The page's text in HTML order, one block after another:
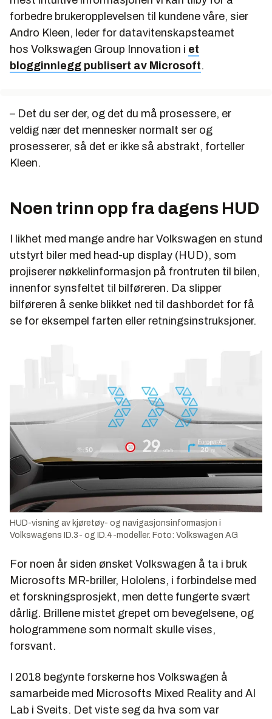
forbedre brukeropplevelsen til kundene våre, sier
Andro Kleen, leder for datavitenskapsteamet
hos Volkswagen Group Innovation i et
blogginnlegg publisert av Microsoft.
– Det du ser der, og det du må prosessere, er
veldig nær det mennesker normalt ser og
prosesserer, så det er ikke så abstrakt, forteller
Kleen.
Noen trinn opp fra dagens HUD
I likhet med mange andre har Volkswagen en stund
utstyrt biler med head-up display (HUD), som
projiserer nøkkelinformasjon på frontruten til bilen,
innenfor synsfeltet til bilføreren. Da slipper
bilføreren å senke blikket ned til dashbordet for få
se for eksempel farten eller retningsinstruksjoner.
HUD-visning av kjøretøy- og navigasjonsinformasjon i
Volkswagens ID.3- og ID.4-modeller. Foto: Volkswagen AG
For noen år siden ønsket Volkswagen å ta i bruk
Microsofts MR-briller, Hololens, i forbindelse med
et forskningsprosjekt, men dette fungerte svært
dårlig. Brillene mistet grepet om bevegelsene, og
hologrammene som normalt skulle vises,
forsvant.
I 2018 begynte forskerne hos Volkswagen å
samarbeide med Microsofts Mixed Reality and AI
Lab i Sveits. Det viste seg da hva som var